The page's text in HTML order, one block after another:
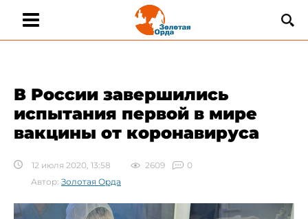
В России завершились
испытания первой в мире
вакцины от коронавируса
12 июля 2020, 13:58 2609
0
Автор: Золотая Орда